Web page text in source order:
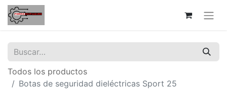
Todos los productos
Botas de seguridad dieléctricas Sport 25